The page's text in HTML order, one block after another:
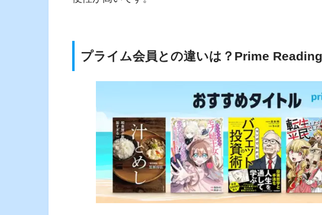
プライム会員との違いは？Prime